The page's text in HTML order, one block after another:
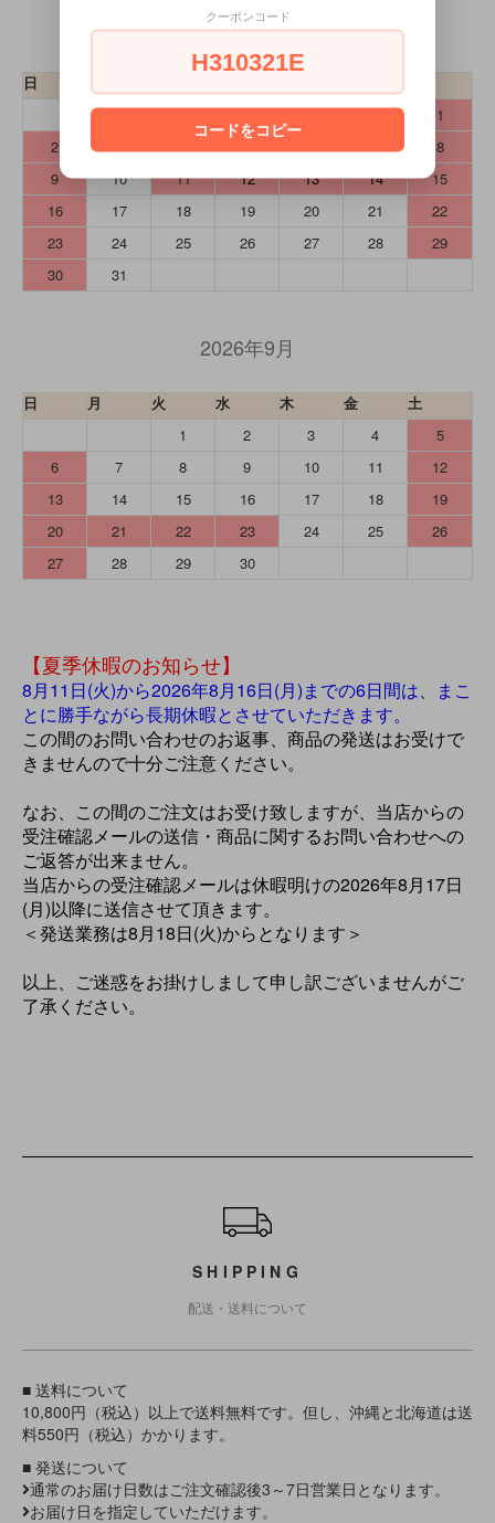
2026年8月
日
1
2
5
8
9
10 11 12 13 14
15
16
17 18 19 20 21
22
23
24 25 26 27 28
29
30
31
2026年9月
日 月 火 水 木 金
土
1
2 3 4
5
6
7 8 9 10 11
12
13
14 15 16 17 18
19
20
21 22 23 24 25
26
27
28 29 30
【夏季休暇のお知らせ】
8月11日(火)から2026年8月16日(月)までの6日間は、まこ
とに勝手ながら長期休暇とさせていただきます。
この間のお問い合わせのお返事、商品の発送はお受けで
きませんので十分ご注意ください。
なお、この間のご注文はお受け致しますが、当店からの
受注確認メールの送信・商品に関するお問い合わせへの
ご返答が出来ません。
当店からの受注確認メールは休暇明けの2026年8月17日
(月)以降に送信させて頂きます。
＜発送業務は8月18日(火)からとなります＞
以上、ご迷惑をお掛けしまして申し訳ございませんがご
了承ください。
ショッピングガイド
SHIPPING
配送・送料について
■ 送料について
10,800円（税込）以上で送料無料です。但し、沖縄と北海道は送
料550円（税込）かかります。
■ 発送について
通常のお届け日数はご注文確認後3～7日営業日となります。
お届け日を指定していただけます。
クーポンコード
H310321E
コードをコピー